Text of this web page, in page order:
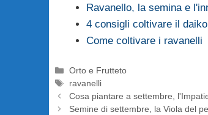
Ravanello, la semina e
4 consigli coltivare il
Come coltivare i ravanelli
Categorie
Orto e Frutteto
Tag
ravanelli
Cosa piantare a settembre,
Semine di settembre, la Viola del